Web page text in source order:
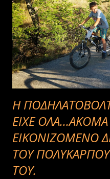
Η
ΕΙΧΕ ΟΛΑ...ΑΚΟΜΑ
ΕΙΚΟΝΙΖΟΜΕΝΟ
ΤΟΥ
ΤΟΥ.